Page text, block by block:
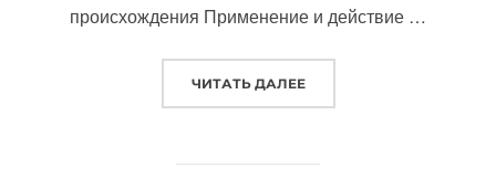
происхождения Применение и действие …
ЧИТАТЬ ДАЛЕЕ«ЧТО ТАКОЕ ЧЕРНЫЙ МЕД